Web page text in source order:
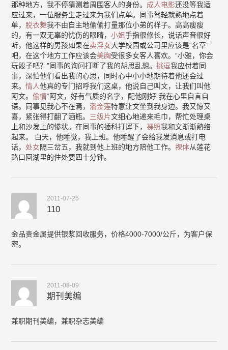
那种地方，我不停猜测着周围客人的身份。 成人电影还没等我适
应过来，一位服务生走过来为我们点单。同事驾轻就熟地点着
单， 脱衣舞我不由自主地偷偷打量那位小弟的样子。高高瘦瘦
的，有一双无辜的忧伤的眼睛，小姐手指很修长，说话声音很好
听，他这样的男孩如果在卖淫女大学校园或公司里应该是“名草”
吧，在这个地方工作应该会美胸受很多女客人喜欢。“小雅，你会
玩骰子吧？”同事的询问打断了我的胡思乱想。挑逗我应付着同
事，深怕他们看出我的心思，同时心中小小地期待着他还会过
来。情人他真的专门招呼我们这桌，他说自己叫文，让我们叫他
阿文。偷情“阿文，好有气质的名字，配他刚好”我在心里自言自
语。同事见我心不在焉， 潘金莲特意让文坐到我身边。我又惊又
喜，紧张得打翻了酒瓶。 三级片文细心地递来毛巾，帮忙处理桌
上和沙发上的惨状。在同事的插科打诨下，裸照我和文渐渐熟络
起来。 白天，他睡觉，我上班。他睡醒了会给我发消息或打电
话， 处女隔三岔五，我就到他上班的地方陪他工作。裸体从莲花
路口回湖里的住处要四十分钟。
2011-07-25
110
金品贵金属提供银浆回收服务，价格4000-7000/公斤，为客户保
密。
2011-08-09
期刊美编
兼职期刊美编，兼职杂志美编